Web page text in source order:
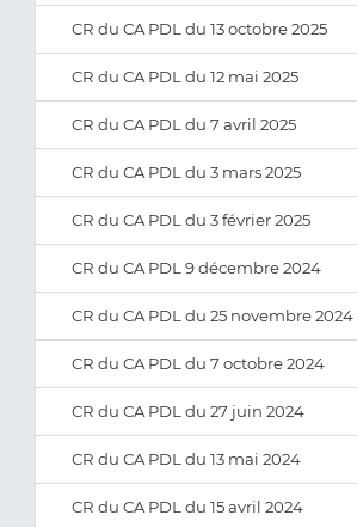
CR du CA PDL du 13 octobre 2025
CR du CA PDL du 12 mai 2025
CR du CA PDL du 7 avril 2025
CR du CA PDL du 3 mars 2025
CR du CA PDL du 3 février 2025
CR du CA PDL 9 décembre 2024
CR du CA PDL du 25 novembre 2024
CR du CA PDL du 7 octobre 2024
CR du CA PDL du 27 juin 2024
CR du CA PDL du 13 mai 2024
CR du CA PDL du 15 avril 2024